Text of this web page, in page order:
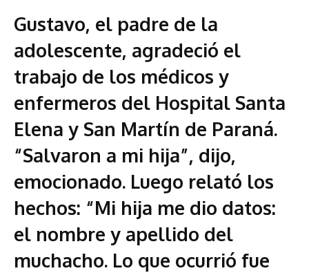
Gustavo, el padre de la
adolescente, agradeció el
trabajo de los médicos y
enfermeros del Hospital Santa
Elena y San Martín de Paraná.
“Salvaron a mi hija”, dijo,
emocionado. Luego relató los
hechos: “Mi hija me dio datos:
el nombre y apellido del
muchacho. Lo que ocurrió fue